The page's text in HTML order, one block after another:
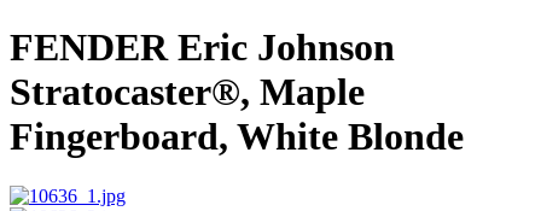
FENDER Eric Johnson
Stratocaster®, Maple
Fingerboard, White Blonde